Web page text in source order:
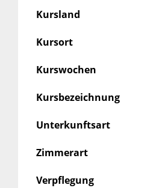
Kursland
Kursort
Kurswochen
Kursbezeichnung
Unterkunftsart
Zimmerart
Verpflegung